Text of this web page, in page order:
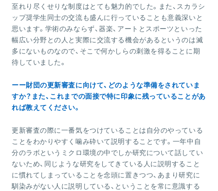
至れり尽くせりな制度はとても魅力的でした。また、スカラシ
ップ奨学生同士の交流も盛んに行っていることも意義深いと
思います。学術のみならず、器楽、アートとスポーツといった
幅広い分野との人と実際に交流する機会があるというのは滅
多にないものなので、そこで何かしらの刺激を得ることに期
待していました。
ーー財団の更新審査に向けて、どのような準備をされていま
すか？また、これまでの面接で特に印象に残っていることがあ
れば教えてください。
更新審査の際に一番気をつけていることは自分のやっている
ことをわかりやすく噛み砕いて説明することです。一年中自
分のラボというミクロ環境の中でしか研究について話してい
ないため、同じような研究をしてきている人に説明すること
に慣れてしまっていることを念頭に置きつつ、あまり研究に
馴染みがない人に説明している、ということを常に意識する